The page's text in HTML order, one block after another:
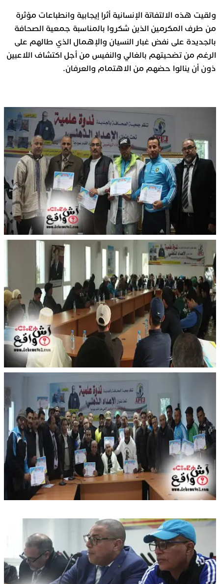
ولقيت هذه الالتفاتة الإنسانية أثرا إيجابية وانطباعات مؤثرة
من طرف المكرمين الذين شكروا بالمناسبة جمعية الصحافة
بالجديدة على نفض غبار النسيان والإهمال الذي طالهم على
الرغم من تضحيتهم بالغالي والنفيس من أجل اكتشاف اللاعبين
ذون أن ينالوا حضهم من الاهتمام والعرفان.